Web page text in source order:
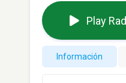
Play
Información